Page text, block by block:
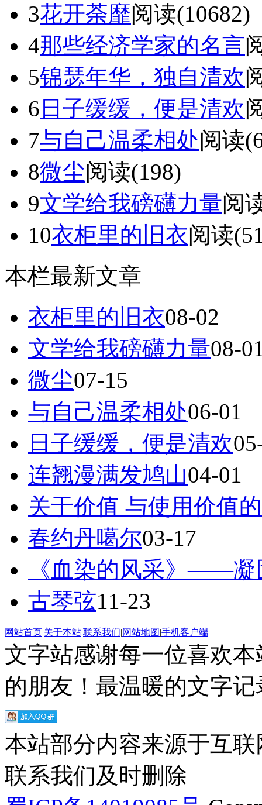
3花开荼靡阅读(10682)
4那些经济学家的名言
5锦瑟年华，独自清欢
6 日子缓缓，便是清欢
7与自己温柔相处阅读
8微尘阅读(198)
9文学给我磅礴力量阅
10衣柜里的旧衣阅读
本栏最新文章
衣柜里的旧衣08-02
文学给我磅礴力量08-
微尘07-15
与自己温柔相处06-01
日子缓缓，便是清欢
连翘漫满发鸠山04-01
关于价值 与使用价值
春约丹噶尔03-17
《血染的风采》——凝
古琴弦11-23
网站首页|关于本站|联系我们|网站地图|手机客户端
文字站感谢每一位喜欢
的朋友！最温暖的文字
本站部分内容来源于互
联系我们及时删除